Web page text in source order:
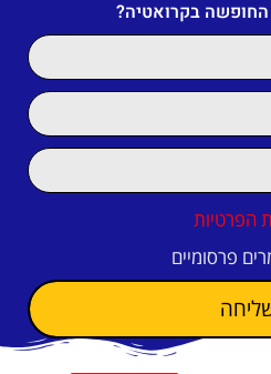
החופשה בקרואטיה?
הפרטיות
פרסומיים